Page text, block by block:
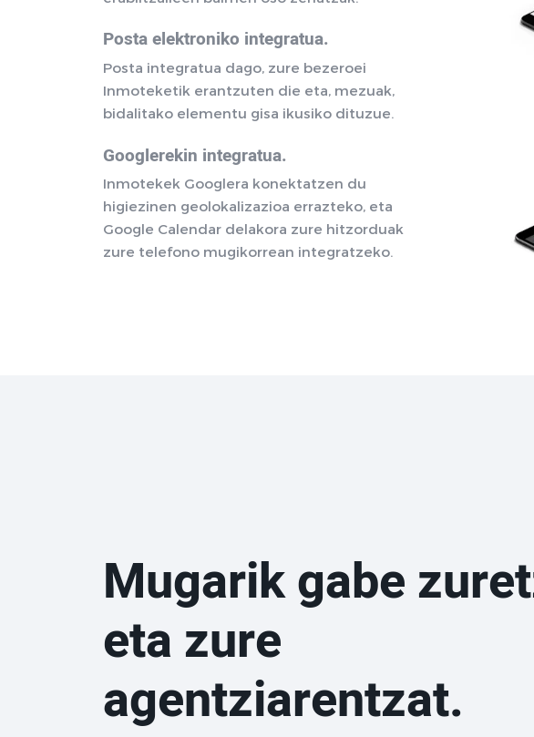
Posta elektroniko integratua.
Posta integratua dago, zure bezeroei
Inmoteketik erantzuten die eta, mezuak,
bidalitako elementu gisa ikusiko dituzue.
Googlerekin integratua.
Inmotekek Googlera konektatzen du
higiezinen geolokalizazioa errazteko, eta
Google Calendar delakora zure hitzorduak
zure telefono mugikorrean integratzeko.
Mugarik gabe
eta zure
agentziarentzat.